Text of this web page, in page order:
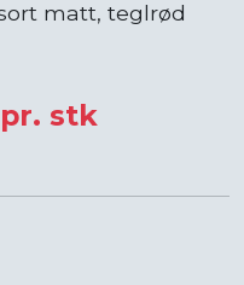
matt, teglrød
stk